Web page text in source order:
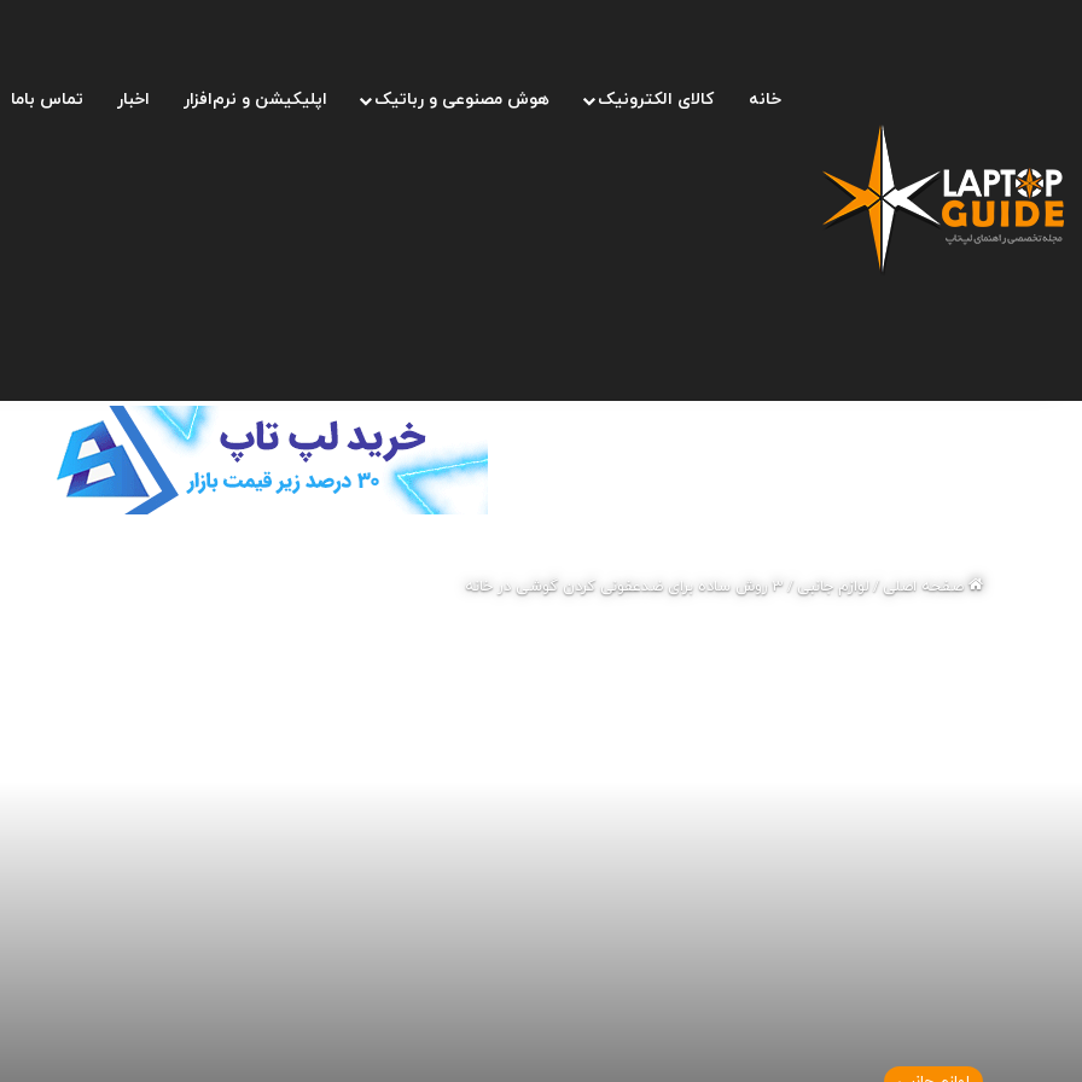
خانه کالای الکترونیک هوش مصنوعی و رباتیک اپلیکیشن و نرم‌افزار اخبار تماس باما
صفحه اصلی/لوازم جانبی/3 روش ساده برای ضدعفونی کردن گوشی در خانه